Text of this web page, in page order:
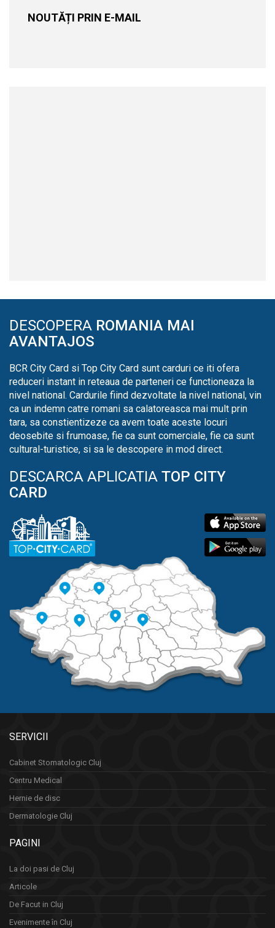
NOUTĂȚI PRIN E-MAIL
DESCOPERA ROMANIA MAI
AVANTAJOS
BCR City Card si Top City Card sunt carduri ce iti ofera
reduceri instant in reteaua de parteneri ce functioneaza la
nivel national. Cardurile fiind dezvoltate la nivel national, vin
ca un indemn catre romani sa calatoreasca mai mult prin
tara, sa constientizeze ca avem toate aceste locuri
deosebite si frumoase, fie ca sunt comerciale, fie ca sunt
cultural-turistice, si sa le descopere in mod direct.
DESCARCA APLICATIA TOP CITY
CARD
SERVICII
Cabinet Stomatologic Cluj
Centru Medical
Hernie de disc
Dermatologie Cluj
PAGINI
La doi pasi de Cluj
Articole
De Facut in Cluj
Evenimente în Cluj